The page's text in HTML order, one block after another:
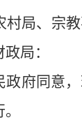
村局、 宗
局：
政府同意